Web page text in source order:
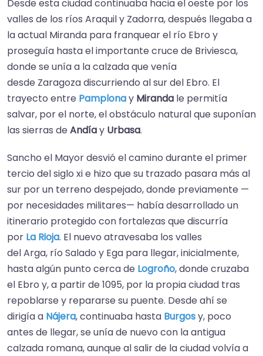
Desde esta ciudad continuaba hacia el oeste por los
valles de los ríos Araquil y Zadorra, después llegaba a
la actual Miranda para franquear el río Ebro y
proseguía hasta el importante cruce de Briviesca,
donde se unía a la calzada que venía
desde Zaragoza discurriendo al sur del Ebro.​ El
trayecto entre Pamplonay Miranda le permitía
salvar, por el norte, el obstáculo natural que suponían
las sierras de Andíay Urbasa.
Sancho el Mayor desvió el camino durante el primer
tercio del siglo xi e hizo que su trazado pasara más al
sur por un terreno despejado, donde previamente —
por necesidades militares— había desarrollado un
itinerario protegido con fortalezas que discurría
por La Rioja.​ El nuevo atravesaba los valles
del Arga, río Salado y Ega para llegar, inicialmente,
hasta algún punto cerca de Logroño, donde cruzaba
el Ebro y, a partir de 1095, por la propia ciudad tras
repoblarse y repararse su puente.​ Desde ahí se
dirigía a Nájera, continuaba hasta Burgosy, poco
antes de llegar, se unía de nuevo con la antigua
calzada romana, aunque al salir de la ciudad volvía a